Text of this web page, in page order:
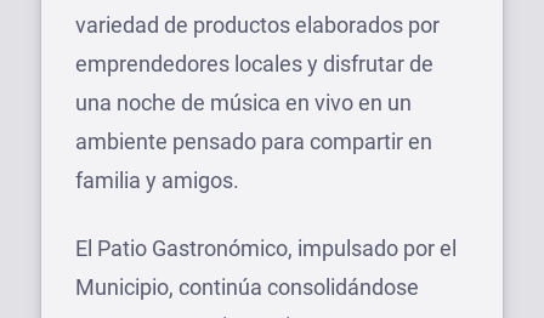
variedad de productos elaborados por
emprendedores locales y disfrutar de
una noche de música en vivo en un
ambiente pensado para compartir en
familia y amigos.
El Patio Gastronómico, impulsado por el
Municipio, continúa consolidándose